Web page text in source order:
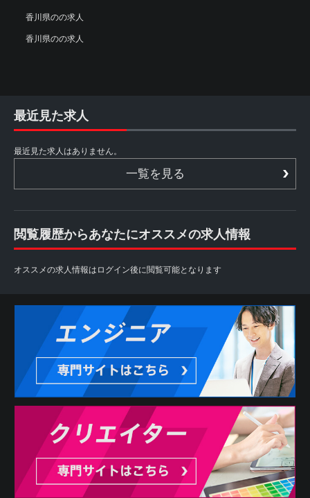
香川県のの求人
香川県のの求人
最近見た求人
最近見た求人はありません。
一覧を見る
閲覧履歴からあなたにオススメの求人情報
オススメの求人情報はログイン後に閲覧可能となります